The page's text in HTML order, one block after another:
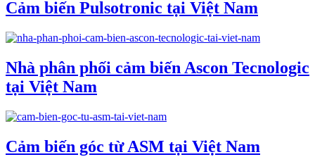
Cảm biến Pulsotronic tại Việt Nam
Nhà phân phối cảm biến Ascon Tecnologic
tại Việt Nam
Cảm biến góc từ ASM tại Việt Nam